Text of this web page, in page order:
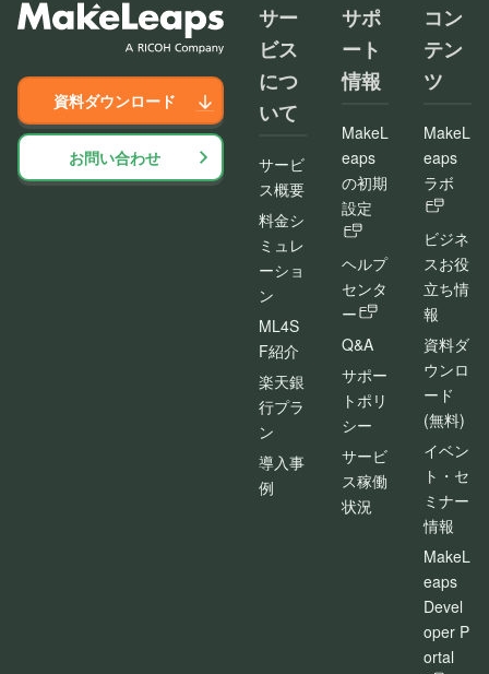
資料ダウンロード
お問い合わせ
サー
ビス
につ
いて
サービ
ス概要
料金シ
ミュレ
ーショ
ン
ML4S
F紹介
楽天銀
行プラ
ン
導入事
例
サポ
ート
情報
MakeL
eaps
の初期
設定
ヘルプ
センタ
ー
Q&A
サポー
トポリ
シー
サービ
ス稼働
状況
コン
テン
ツ
MakeL
eaps
ラボ
ビジネ
スお役
立ち情
報
資料ダ
ウンロ
ード
(無料)
イベン
ト・セ
ミナー
情報
MakeL
eaps
Devel
oper P
ortal